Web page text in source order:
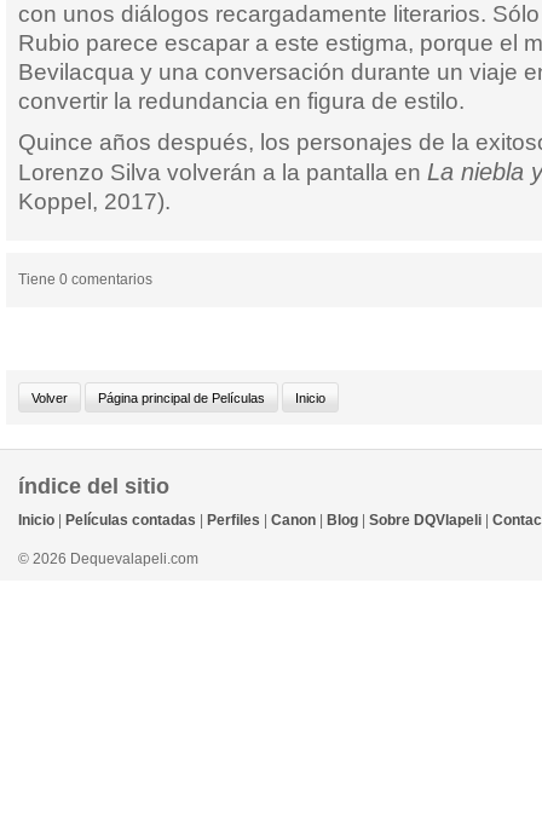
con unos diálogos recargadamente literarios.
Rubio parece escapar a este estigma, porque el
Bevilacqua y una conversación durante un viaje
convertir la redundancia en figura de estilo.
Quince años después, los personajes de la
Lorenzo Silva volverán a la pantalla en La niebla
Koppel, 2017).
Tiene 0 comentarios
índice del sitio
Inicio Películas contadas Perfiles Canon Blog Sobre DQVlapeli
© 2026 Dequevalapeli.com